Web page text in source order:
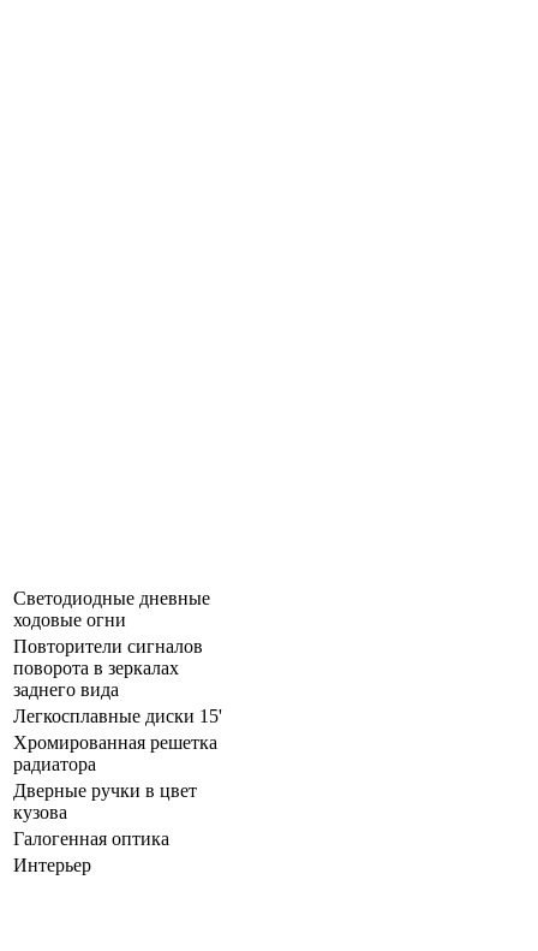
Светодиодные дневные
ходовые огни
Повторители сигналов
поворота в зеркалах
заднего вида
Легкосплавные диски 15'
Хромированная решетка
радиатора
Дверные ручки в цвет
кузова
Галогенная оптика
Интерьер